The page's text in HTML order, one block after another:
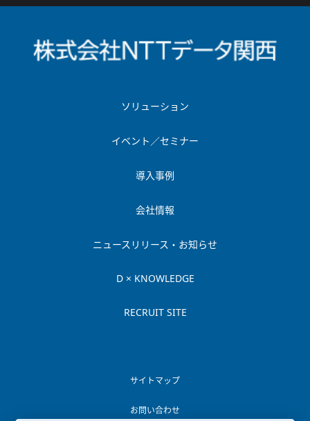
ソリューション
イベント／セミナー
導入事例
会社情報
ニュースリリース・お知らせ
D × KNOWLEDGE
RECRUIT SITE
サイトマップ
お問い合わせ